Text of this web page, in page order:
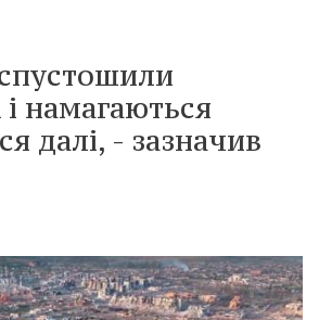
намагаються
далі, - зазначив